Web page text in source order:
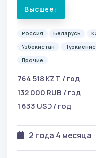
Высшее:
Россия Беларусь
Узбекистан
Прочие
764 518 KZT / год
132 000 RUB / год
1 633 USD / год
2 года 4 месяца